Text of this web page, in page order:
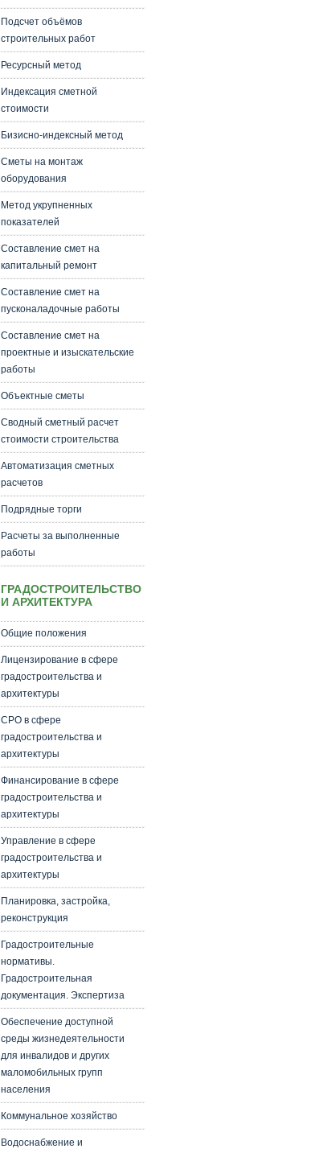
Подсчет объёмов
строительных работ
Ресурсный метод
Индексация сметной
стоимости
Бизисно-индексный метод
Сметы на монтаж
оборудования
Метод укрупненных
показателей
Составление смет на
капитальный ремонт
Составление смет на
пусконаладочные работы
Составление смет на
проектные и изыскательские
работы
Объектные сметы
Сводный сметный расчет
стоимости строительства
Автоматизация сметных
расчетов
Подрядные торги
Расчеты за выполненные
работы
ГРАДОСТРОИТЕЛЬСТВО
И АРХИТЕКТУРА
Общие положения
Лицензирование в сфере
градостроительства и
архитектуры
СРО в сфере
градостроительства и
архитектуры
Финансирование в сфере
градостроительства и
архитектуры
Управление в сфере
градостроительства и
архитектуры
Планировка, застройка,
реконструкция
Градостроительные
нормативы.
Градостроительная
документация. Экспертиза
Обеспечение доступной
среды жизнедеятельности
для инвалидов и других
маломобильных групп
населения
Коммунальное хозяйство
Водоснабжение и